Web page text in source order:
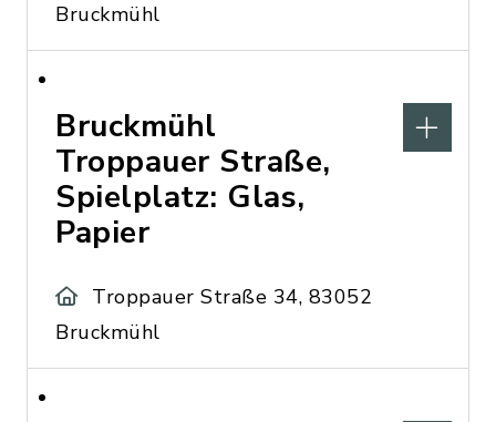
Bruckmühl
Bruckmühl
Troppauer Straße,
Spielplatz: Glas,
Papier
Troppauer Straße 34, 83052
Bruckmühl